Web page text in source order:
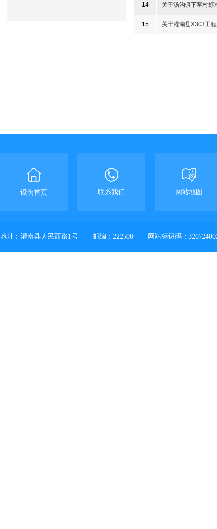
14 关于汤沟镇下窑村标
15 关于灌南县X303工
设为首页 联系我们 网站地图
地址：灌南县人民西路1号 邮编：222500 网站标识码：